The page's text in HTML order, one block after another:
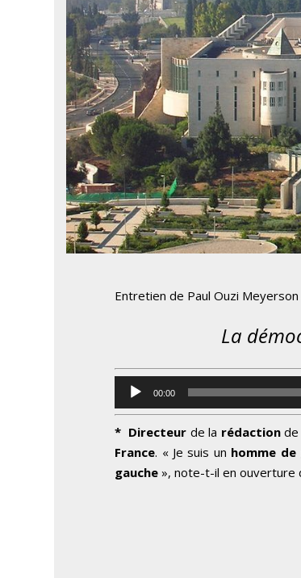
Entretien de Paul Ouzi
La démocratie
Lecteur
audio
00:00
* Directeur de la rédactionde
France. « Je suis un homme de
gauche », note-t-il en ouverture